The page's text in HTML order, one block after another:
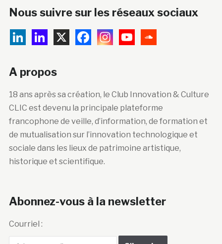
Nous suivre sur les réseaux sociaux
A propos
18 ans après sa création, le Club Innovation & Culture
CLIC est devenu la principale plateforme
francophone de veille, d’information, de formation et
de mutualisation sur l’innovation technologique et
sociale dans les lieux de patrimoine artistique,
historique et scientifique.
Abonnez-vous à la newsletter
Courriel :